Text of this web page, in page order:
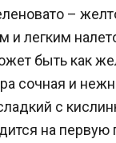
–
и легким
быть как
сочная и
с
на первую